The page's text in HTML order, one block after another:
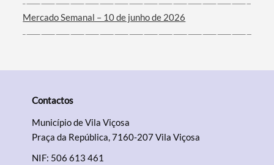
Mercado Semanal – 10 de junho de 2026
Contactos
Município de Vila Viçosa
Praça da República, 7160-207 Vila Viçosa
NIF: 506 613 461